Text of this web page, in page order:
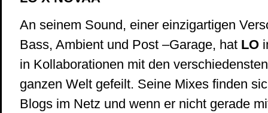
An seinem Sound, einer einzigartigen
Bass, Ambient und Post –Garage, hat LO
in Kollaborationen mit den
ganzen Welt gefeilt. Seine Mixes finden
Blogs im Netz und wenn er nicht gerade